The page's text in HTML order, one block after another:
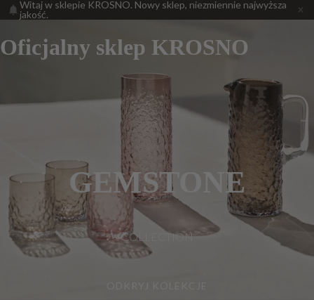
Witaj w sklepie KROSNO. Nowy sklep, niezmiennie najwyższa
jakość.
Oficjalny sklep KROSNO
GEMSTONE
COLLECTION